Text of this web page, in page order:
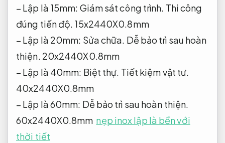
– Lập là 15mm: Giám sát công trình. Thi công
đúng tiến độ. 15x2440X0.8mm
– Lập là 20mm: Sửa chữa. Dễ bảo trì sau hoàn
thiện. 20x2440X0.8mm
– Lập là 40mm: Biệt thự. Tiết kiệm vật tư.
40x2440X0.8mm
– Lập là 60mm: Dễ bảo trì sau hoàn thiện.
60x2440X0.8mm nẹp inox lập là bền với
thời tiết